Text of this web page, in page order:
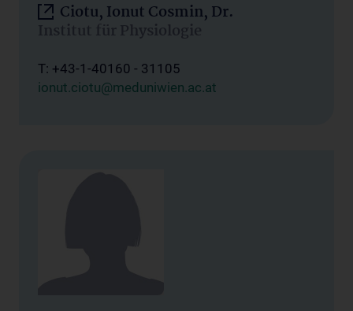
Ciotu, Ionut Cosmin, Dr.
Institut für Physiologie
T: +43-1-40160 - 31105
ionut.ciotu@meduniwien.ac.at